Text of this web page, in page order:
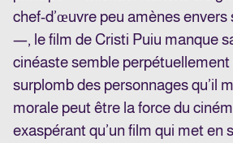
chef-d’œuvre peu amènes
—, le film de Cristi Puiu manque
cinéaste semble
surplomb des personnages qu’il
morale peut être la force du
exaspérant qu’un film qui met en